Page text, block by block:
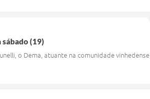
sábado (19)
o Dema, atuante na comunidade vinhedense